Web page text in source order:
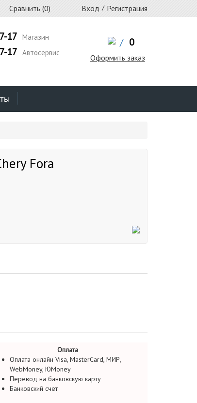
Сравнить (0) Вход / Регистрация
17 Магазин
17 Автосервис
/ 0
Оформить заказ
Fora
Оплата
Оплата онлайн Visa, MasterCard, МИР,
WebMoney, ЮMoney
Перевод на банковскую карту
Банковский счет